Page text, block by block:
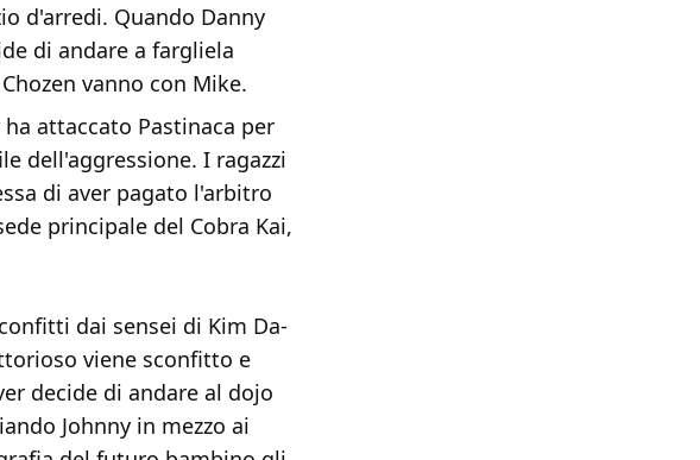
d'arredi. Quando Danny
di andare a fargliela
vanno con Mike.
attaccato Pastinaca per
dell'aggressione. I ragazzi
di aver pagato l'arbitro
principale del Cobra Kai,
dai sensei di Kim Da-
viene sconfitto e
decide di andare al dojo
Johnny in mezzo ai